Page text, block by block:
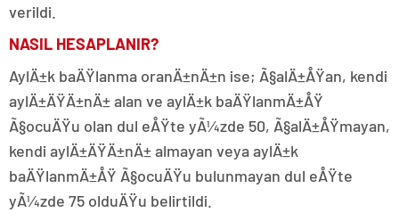
verildi.
NASIL HESAPLANIR?
AylÄ±k baÄŸlanma oranÄ±nÄ±n ise; Ã§alÄ±ÅŸan, kendi
aylÄ±ÄŸÄ±nÄ± alan ve aylÄ±k baÄŸlanmÄ±ÅŸ
Ã§ocuÄŸu olan dul eÅŸte yÃ¼zde 50, Ã§alÄ±ÅŸmayan,
kendi aylÄ±ÄŸÄ±nÄ± almayan veya aylÄ±k
baÄŸlanmÄ±ÅŸ Ã§ocuÄŸu bulunmayan dul eÅŸte
yÃ¼zde 75 olduÄŸu belirtildi.